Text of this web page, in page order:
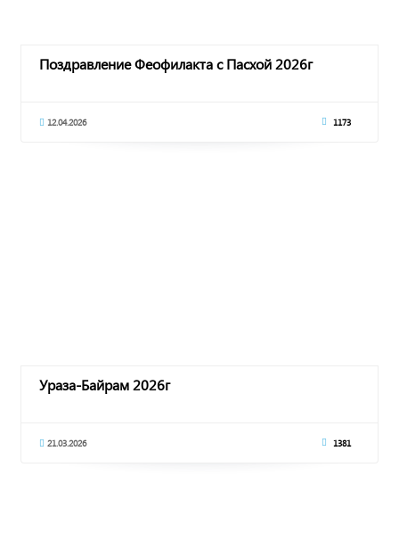
Поздравление Феофилакта с Пасхой 2026г
12.04.2026 1173
Ураза-Байрам 2026г
21.03.2026 1381